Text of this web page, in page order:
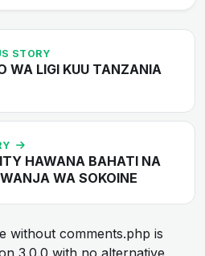
STORY
WA LIGI KUU TANZANIA
HAWANA BAHATI NA
WA SOKOINE
without comments.php is
3.0.0 with no alternative